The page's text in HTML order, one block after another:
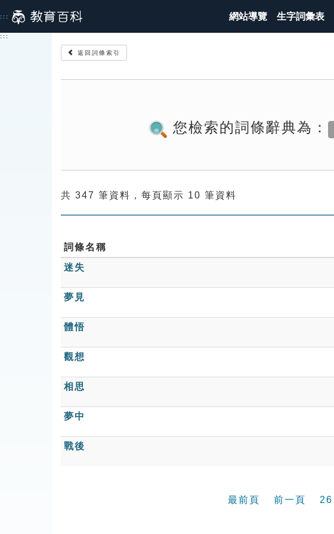
到
主
::: 網站導覽 生字詞彙表
:::
返回詞條索引
您檢索的詞條辭典為：
共 347 筆資料，每頁顯示 10 筆資料
詞條名稱
迷失
夢見
體悟
觀想
相思
夢中
戰後
最前頁 前一頁 26